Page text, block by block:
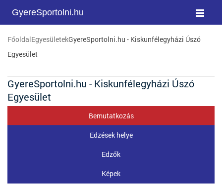
GyereSportolni.hu
FőoldalEgyesületekGyereSportolni.hu - Kiskunfélegyházi Úszó
Egyesület
GyereSportolni.hu - Kiskunfélegyházi Úszó
Egyesület
Bemutatkozás
Edzések helye
Edzők
Képek